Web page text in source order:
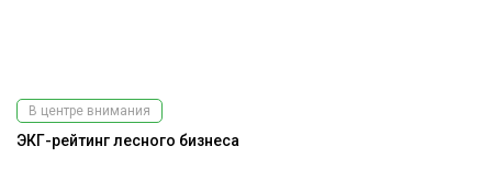
В центре внимания
ЭКГ-рейтинг лесного бизнеса